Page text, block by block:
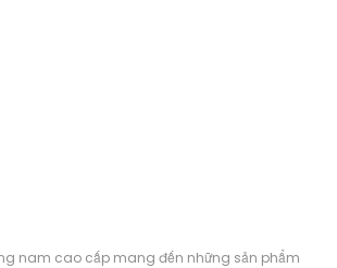
nam cao cấp mang đến những sản phẩm